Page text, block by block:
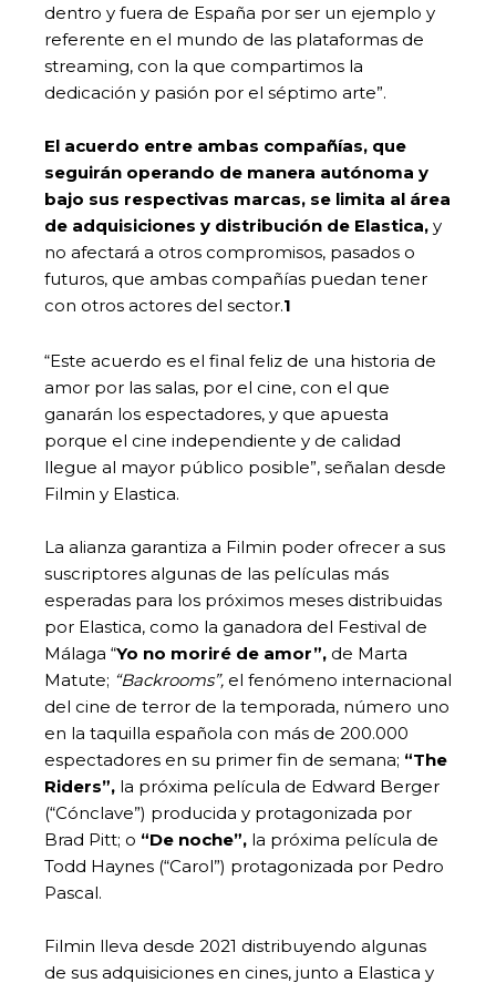
dentro y fuera de España por ser un ejemplo y
referente en el mundo de las plataformas de
streaming, con la que compartimos la
dedicación y pasión por el séptimo arte”.
El acuerdo entre ambas compañías, que
seguirán operando de manera autónoma y
bajo sus respectivas marcas, se limita al área
de adquisiciones y distribución de Elastica, y
no afectará a otros compromisos, pasados o
futuros, que ambas compañías puedan tener
con otros actores del sector.1
“Este acuerdo es el final feliz de una historia de
amor por las salas, por el cine, con el que
ganarán los espectadores, y que apuesta
porque el cine independiente y de calidad
llegue al mayor público posible”, señalan desde
Filmin y Elastica.
La alianza garantiza a Filmin poder ofrecer a sus
suscriptores algunas de las películas más
esperadas para los próximos meses distribuidas
por Elastica, como la ganadora del Festival de
Málaga “Yo no moriré de amor”, de Marta
Matute; “Backrooms”, el fenómeno internacional
del cine de terror de la temporada, número uno
en la taquilla española con más de 200.000
espectadores en su primer fin de semana; “The
Riders”, la próxima película de Edward Berger
(“Cónclave”) producida y protagonizada por
Brad Pitt; o “De noche”, la próxima película de
Todd Haynes (“Carol”) protagonizada por Pedro
Pascal.
Filmin lleva desde 2021 distribuyendo algunas
de sus adquisiciones en cines, junto a Elastica y